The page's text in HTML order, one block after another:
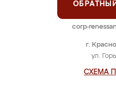
г.
ул.
СХЕМА
corp-